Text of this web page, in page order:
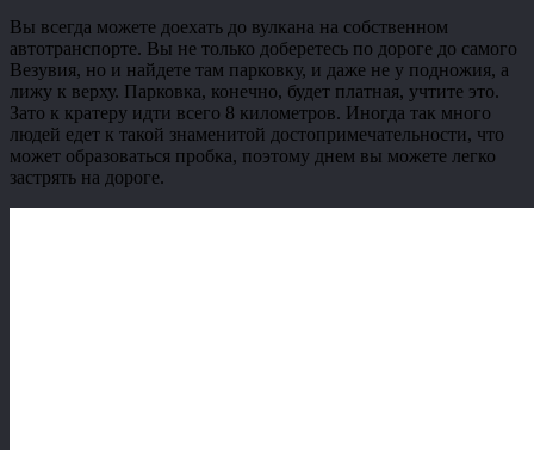
Вы всегда можете доехать до вулкана на собственном
автотранспорте. Вы не только доберетесь по дороге до самого
Везувия, но и найдете там парковку, и даже не у подножия, а
лижу к верху. Парковка, конечно, будет платная, учтите это.
Зато к кратеру идти всего 8 километров. Иногда так много
людей едет к такой знаменитой достопримечательности, что
может образоваться пробка, поэтому днем вы можете легко
застрять на дороге.